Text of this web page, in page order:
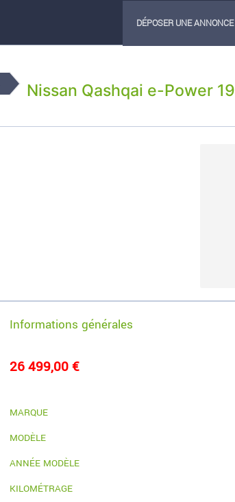
DÉPOSER UNE ANNONCE
Nissan Qashqai e-Power
Informations générales
26 499,00 €
MARQUE
MODÈLE
ANNÉE MODÈLE
KILOMÉTRAGE